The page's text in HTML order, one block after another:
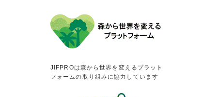
JIFPROは森から世界を変えるプラット
フォームの取り組みに協力しています